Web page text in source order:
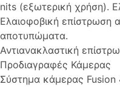
nits (εξωτερική χρήση).
Ελαιοφοβική επίστρωση
αποτυπώματα.
Αντιανακλαστική
Προδιαγραφές Κάμερας
Σύστημα κάμερας Fusion